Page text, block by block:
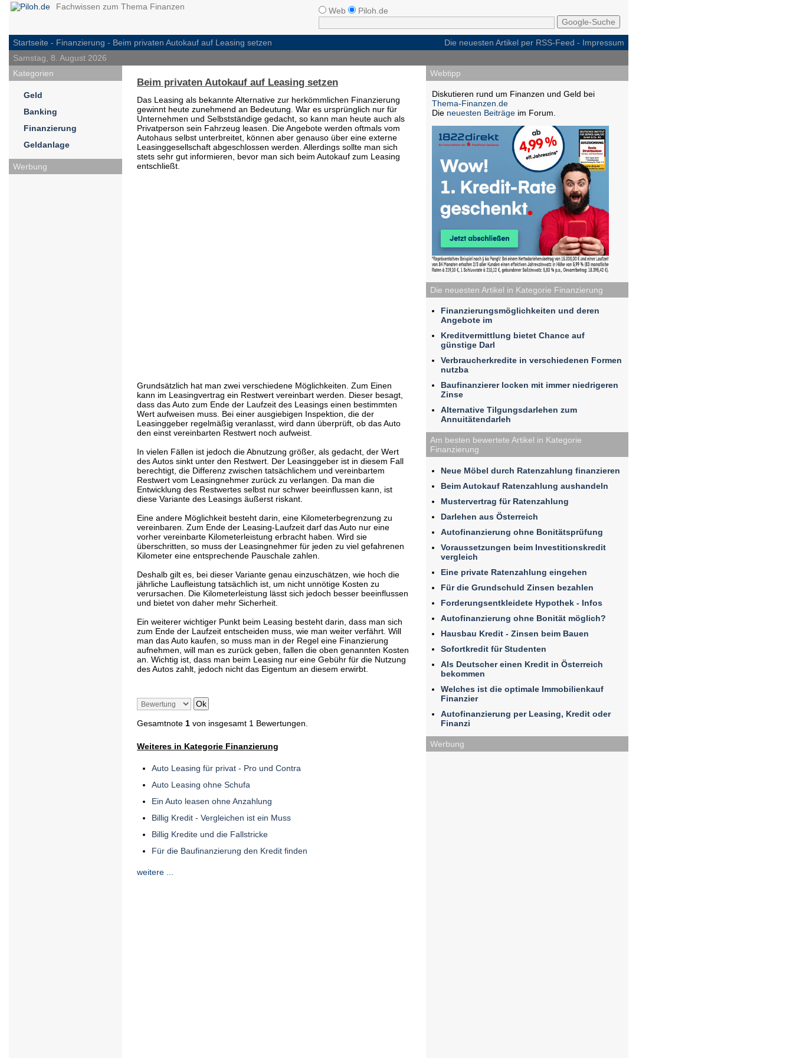
Fachwissen zum Thema Finanzen Web Piloh.de
Startseite - Finanzierung - Beim privaten Autokauf auf Leasing setzen Die neuesten Artikel per RSS-Feed - Impressum
Samstag, 8. August 2026
Kategorien
Geld
Banking
Finanzierung
Geldanlage
Werbung
Beim privaten Autokauf auf Leasing setzen
Das Leasing als bekannte Alternative zur herkömmlichen Finanzierung
gewinnt heute zunehmend an Bedeutung. War es ursprünglich nur für
Unternehmen und Selbstständige gedacht, so kann man heute auch als
Privatperson sein Fahrzeug leasen. Die Angebote werden oftmals vom
Autohaus selbst unterbreitet, können aber genauso über eine externe
Leasinggesellschaft abgeschlossen werden. Allerdings sollte man sich
stets sehr gut informieren, bevor man sich beim Autokauf zum Leasing
entschließt.
Grundsätzlich hat man zwei verschiedene Möglichkeiten. Zum Einen
kann im Leasingvertrag ein Restwert vereinbart werden. Dieser besagt,
dass das Auto zum Ende der Laufzeit des Leasings einen bestimmten
Wert aufweisen muss. Bei einer ausgiebigen Inspektion, die der
Leasinggeber regelmäßig veranlasst, wird dann überprüft, ob das Auto
den einst vereinbarten Restwert noch aufweist.
In vielen Fällen ist jedoch die Abnutzung größer, als gedacht, der Wert
des Autos sinkt unter den Restwert. Der Leasinggeber ist in diesem Fall
berechtigt, die Differenz zwischen tatsächlichem und vereinbartem
Restwert vom Leasingnehmer zurück zu verlangen. Da man die
Entwicklung des Restwertes selbst nur schwer beeinflussen kann, ist
diese Variante des Leasings äußerst riskant.
Eine andere Möglichkeit besteht darin, eine Kilometerbegrenzung zu
vereinbaren. Zum Ende der Leasing-Laufzeit darf das Auto nur eine
vorher vereinbarte Kilometerleistung erbracht haben. Wird sie
überschritten, so muss der Leasingnehmer für jeden zu viel gefahrenen
Kilometer eine entsprechende Pauschale zahlen.
Deshalb gilt es, bei dieser Variante genau einzuschätzen, wie hoch die
jährliche Laufleistung tatsächlich ist, um nicht unnötige Kosten zu
verursachen. Die Kilometerleistung lässt sich jedoch besser beeinflussen
und bietet von daher mehr Sicherheit.
Ein weiterer wichtiger Punkt beim Leasing besteht darin, dass man sich
zum Ende der Laufzeit entscheiden muss, wie man weiter verfährt. Will
man das Auto kaufen, so muss man in der Regel eine Finanzierung
aufnehmen, will man es zurück geben, fallen die oben genannten Kosten
an. Wichtig ist, dass man beim Leasing nur eine Gebühr für die Nutzung
des Autos zahlt, jedoch nicht das Eigentum an diesem erwirbt.
Gesamtnote 1 von insgesamt 1 Bewertungen.
Weiteres in Kategorie Finanzierung
Auto Leasing für privat - Pro und Contra
Auto Leasing ohne Schufa
Ein Auto leasen ohne Anzahlung
Billig Kredit - Vergleichen ist ein Muss
Billig Kredite und die Fallstricke
Für die Baufinanzierung den Kredit finden
weitere ...
Webtipp
Diskutieren rund um Finanzen und Geld bei
Thema-Finanzen.de
Die neuesten Beiträgeim Forum.
Die neuesten Artikel in Kategorie Finanzierung
Finanzierungsmöglichkeiten und deren
Angebote im
Kreditvermittlung bietet Chance auf
günstige Darl
Verbraucherkredite in verschiedenen Formen
nutzba
Baufinanzierer locken mit immer niedrigeren
Zinse
Alternative Tilgungsdarlehen zum
Annuitätendarleh
Am besten bewertete Artikel in Kategorie
Finanzierung
Neue Möbel durch Ratenzahlung finanzieren
Beim Autokauf Ratenzahlung aushandeln
Mustervertrag für Ratenzahlung
Darlehen aus Österreich
Autofinanzierung ohne Bonitätsprüfung
Voraussetzungen beim Investitionskredit
vergleich
Eine private Ratenzahlung eingehen
Für die Grundschuld Zinsen bezahlen
Forderungsentkleidete Hypothek - Infos
Autofinanzierung ohne Bonität möglich?
Hausbau Kredit - Zinsen beim Bauen
Sofortkredit für Studenten
Als Deutscher einen Kredit in Österreich
bekommen
Welches ist die optimale Immobilienkauf
Finanzier
Autofinanzierung per Leasing, Kredit oder
Finanzi
Werbung